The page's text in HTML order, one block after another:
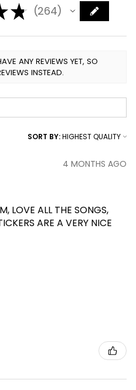
★ 264
264
ANY REVIEWS YET, SO
INSTEAD.
SORT BY:
4 MONTHS AGO
LOVE ALL THE SONGS,
ARE A VERY NICE